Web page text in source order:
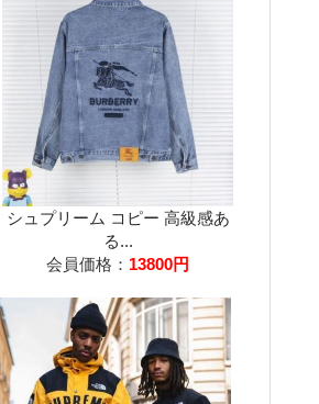
シュプリーム コピー 高級感あ
る...
会員価格： 13800円